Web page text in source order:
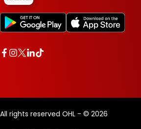
All rights reserved OHL - © 2026